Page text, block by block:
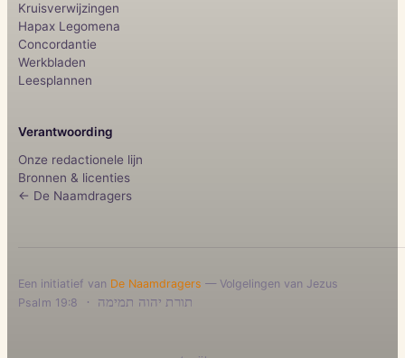
Kruisverwijzingen
Hapax Legomena
Concordantie
Werkbladen
Leesplannen
Verantwoording
Onze redactionele lijn
Bronnen & licenties
← De Naamdragers
Een initiatief van De Naamdragers — Volgelingen van Jezus
תורת יהוה תמימה ·
Psalm 19:8